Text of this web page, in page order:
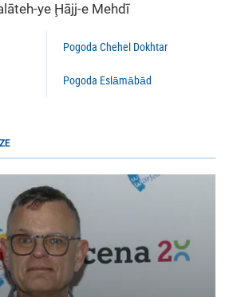
ye Ḩājj-e Mehdī
Pogoda Chehel Dokhtar
Pogoda Eslāmābād